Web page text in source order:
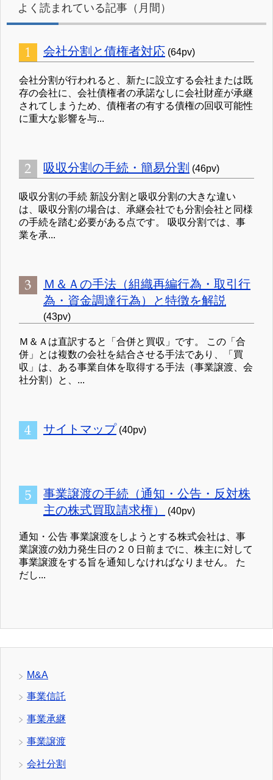
よく読まれている記事（月間）
会社分割と債権者対応 (64pv)
会社分割が行われると、新たに設立する会社または既
存の会社に、会社債権者の承諾なしに会社財産が承継
されてしまうため、債権者の有する債権の回収可能性
に重大な影響を与...
吸収分割の手続・簡易分割 (46pv)
吸収分割の手続 新設分割と吸収分割の大きな違い
は、吸収分割の場合は、承継会社でも分割会社と同様
の手続を踏む必要がある点です。 吸収分割では、事
業を承...
Ｍ＆Ａの手法（組織再編行為・取引行
為・資金調達行為）と特徴を解説
(43pv)
Ｍ＆Ａは直訳すると「合併と買収」です。 この「合
併」とは複数の会社を結合させる手法であり、「買
収」は、ある事業自体を取得する手法（事業譲渡、会
社分割）と、...
サイトマップ (40pv)
事業譲渡の手続（通知・公告・反対株
主の株式買取請求権）
(40pv)
通知・公告 事業譲渡をしようとする株式会社は、事
業譲渡の効力発生日の２０日前までに、株主に対して
事業譲渡をする旨を通知しなければなりません。 た
だし...
M&A
事業信託
事業承継
事業譲渡
会社分割